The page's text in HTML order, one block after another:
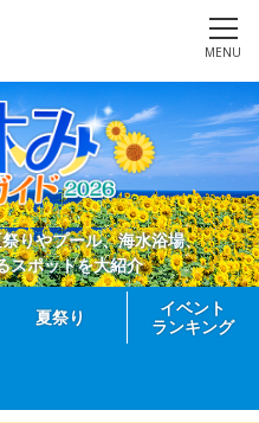
MENU
りやプール、海水浴場、
スポットを大紹介
夏祭り
イベント
ランキング